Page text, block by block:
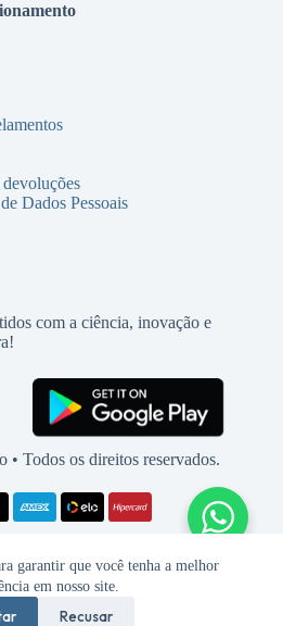
garantir que você tenha a melhor
em nosso site.
Recusar
Dados Pessoais
com a ciência, inovação e
Todos os direitos reservados.